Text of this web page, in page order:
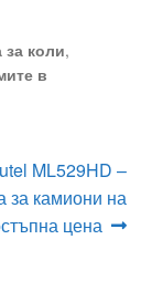
за коли,
в
ML529HD –
за камиони на
цена